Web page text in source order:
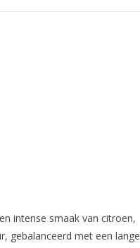
intense smaak van citroen,
gebalanceerd met een lange